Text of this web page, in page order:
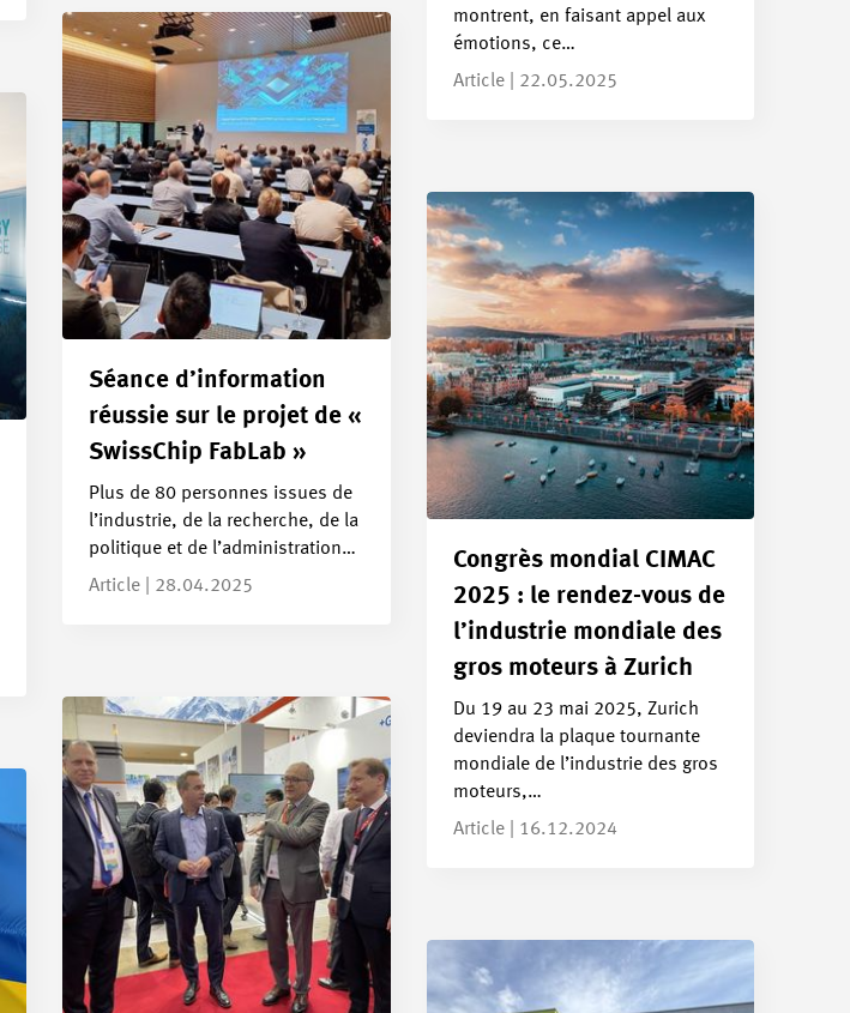
montrent, en faisant appel aux
émotions, ce…
Article | 22.05.2025
Séance d’information
réussie sur le projet de «
SwissChip FabLab »
Plus de 80 personnes issues de
l’industrie, de la recherche, de la
politique et de l’administration…
Article | 28.04.2025
Congrès mondial CIMAC
2025 : le rendez-vous de
l’industrie mondiale des
gros moteurs à Zurich
Du 19 au 23 mai 2025, Zurich
deviendra la plaque tournante
mondiale de l’industrie des gros
moteurs,…
Article | 16.12.2024